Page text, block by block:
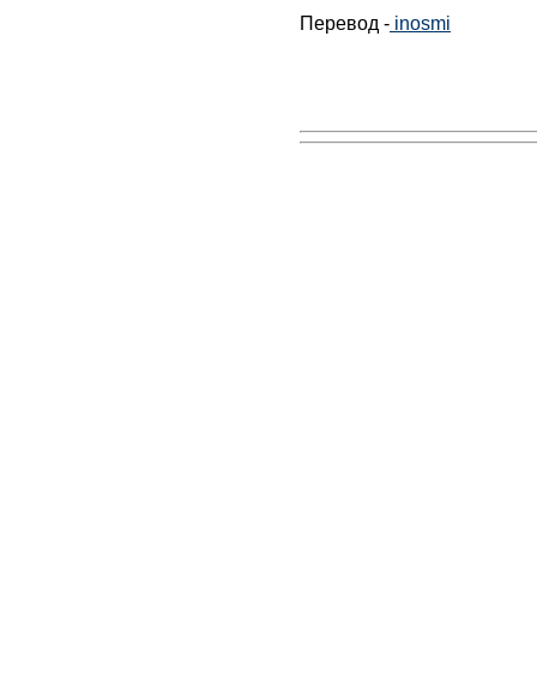
Перевод - inosmi